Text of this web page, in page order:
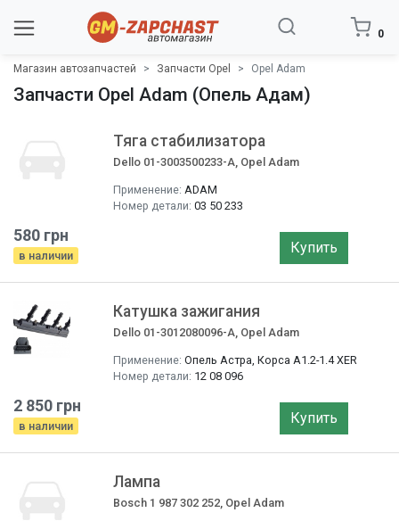
0
Магазин автозапчастей Запчасти Opel Opel Adam
Запчасти Opel Adam (Опель Адам)
Тяга стабилизатора
Dello 01-3003500233-A, Opel Adam
Применение: ADAM
Номер детали: 03 50 233
580 грн
в наличии Купить
Катушка зажигания
Dello 01-3012080096-A, Opel Adam
Применение: Опель Астра, Корса A1.2-1.4 XER
Номер детали: 12 08 096
2 850 грн
в наличии Купить
Лампа
Bosch 1 987 302 252, Opel Adam